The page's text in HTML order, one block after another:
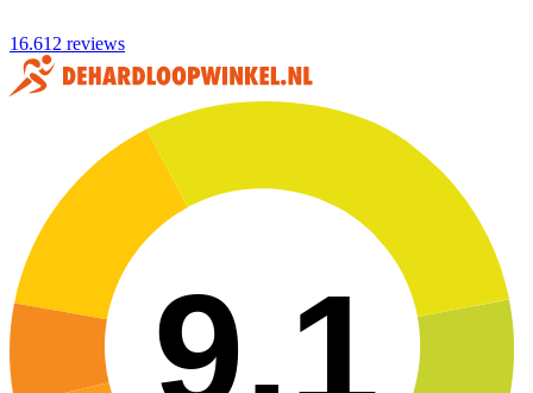
16.612 reviews
9,1